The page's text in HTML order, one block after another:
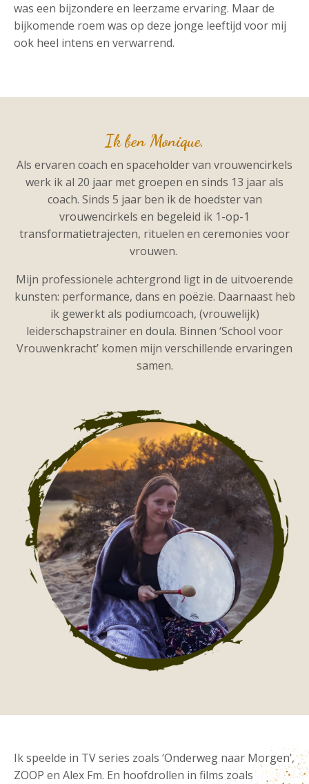
was een bijzondere en leerzame ervaring. Maar de
bijkomende roem was op deze jonge leeftijd voor mij
ook heel intens en verwarrend.
Ik ben Monique,
Als ervaren coach en spaceholder van vrouwencirkels
werk ik al 20 jaar met groepen en sinds 13 jaar als
coach. Sinds 5 jaar ben ik de hoedster van
vrouwencirkels en begeleid ik 1-op-1
transformatietrajecten, rituelen en ceremonies voor
vrouwen.
Mijn professionele achtergrond ligt in de uitvoerende
kunsten: performance, dans en poëzie. Daarnaast heb
ik gewerkt als podiumcoach, (vrouwelijk)
leiderschapstrainer en doula. Binnen ‘School voor
Vrouwenkracht’ komen mijn verschillende ervaringen
samen.
Ik speelde in TV series zoals ‘Onderweg naar Morgen’,
ZOOP en Alex Fm. En hoofdrollen in films zoals